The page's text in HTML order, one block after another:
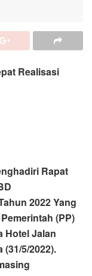
Realisasi
Rapat
2022 Yang
(PP)
Hotel Jalan
5/2022).